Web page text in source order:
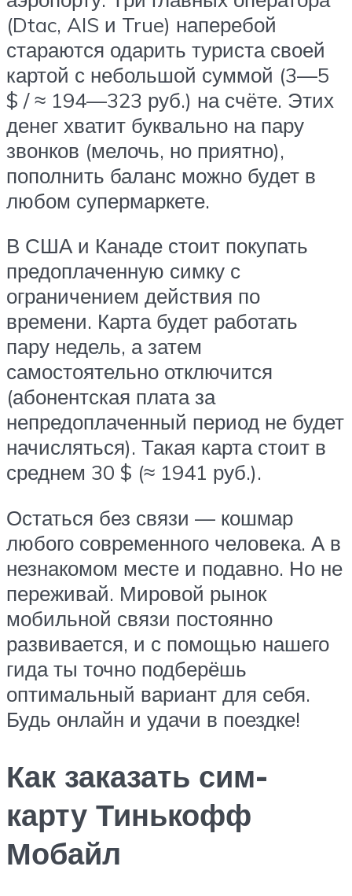
(Dtac, AIS и True) наперебой
стараются одарить туриста своей
картой с небольшой суммой (3—5
$ / ≈ 194—323 руб.) на счёте. Этих
денег хватит буквально на пару
звонков (мелочь, но приятно),
пополнить баланс можно будет в
любом супермаркете.
В США и Канаде стоит покупать
предоплаченную симку с
ограничением действия по
времени. Карта будет работать
пару недель, а затем
самостоятельно отключится
(абонентская плата за
непредоплаченный период не будет
начисляться). Такая карта стоит в
среднем 30 $ (≈ 1941 руб.).
Остаться без связи — кошмар
любого современного человека. А в
незнакомом месте и подавно. Но не
переживай. Мировой рынок
мобильной связи постоянно
развивается, и с помощью нашего
гида ты точно подберёшь
оптимальный вариант для себя.
Будь онлайн и удачи в поездке!
Как заказать сим-
карту Тинькофф
Мобайл